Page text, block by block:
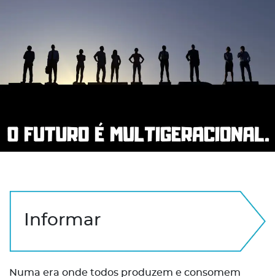
Informar
Numa era onde todos produzem e consomem